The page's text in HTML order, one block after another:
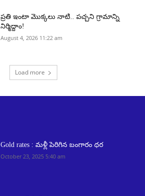
ప్రతి ఇంటా మొక్కలు నాటి.. పచ్చని గ్రామాన్ని
నిర్మిద్దాం!
August 4, 2026 11:22 am
Load more
Gold rates : మ‌ళ్లీ పెరిగిన బంగారం ధ‌ర‌
October 23, 2025 5:40 am